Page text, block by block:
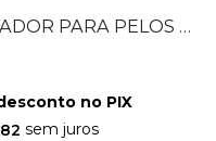
SÉRUM RENOVADOR PARA PELOS ENCRAVADOS 30 ML
no PIX
sem juros